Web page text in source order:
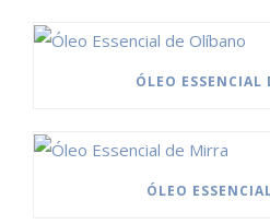
ÓLEO ESSENCIAL
ÓLEO